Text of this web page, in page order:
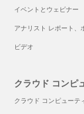
イベントとウェビナー
アナリスト レポート
ビデオ
クラウド コンピ
クラウド コンピューテ